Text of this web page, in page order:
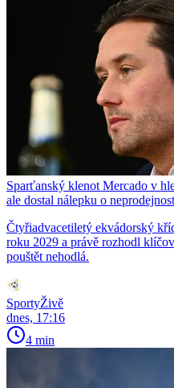
Sparťanský klenot Mercado v
ale dostal nálepku o
Čtyřiadvacetiletý ekvádorský
roku 2029 a právě rozhodl
pouštět nehodlá.
SportyŽivě
dnes, 17:16
4 min